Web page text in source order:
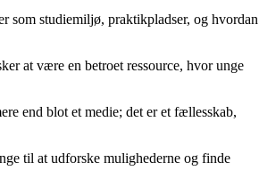
som studiemiljø, praktikpladser, og hvordan
at være en betroet ressource, hvor unge
end blot et medie; det er et fællesskab,
til at udforske mulighederne og finde